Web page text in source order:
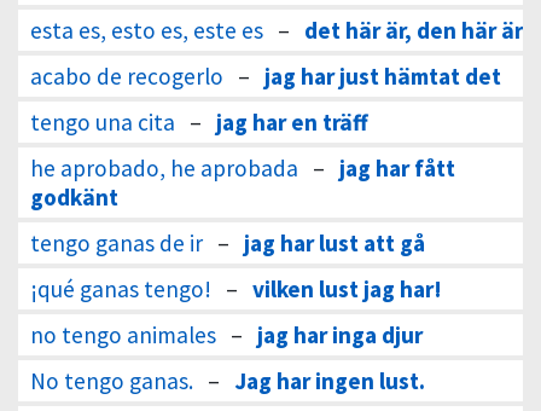
esta es, esto es, este es – det här är, den här är
acabo de recogerlo – jag har just hämtat det
tengo una cita – jag har en träff
he aprobado, he aprobada – jag har fått
godkänt
tengo ganas de ir – jag har lust att gå
¡qué ganas tengo! – vilken lust jag har!
no tengo animales – jag har inga djur
No tengo ganas. – Jag har ingen lust.